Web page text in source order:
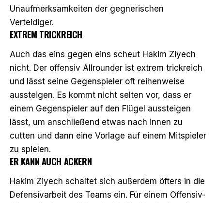
Unaufmerksamkeiten der gegnerischen
Verteidiger.
EXTREM TRICKREICH
Auch das eins gegen eins scheut Hakim Ziyech
nicht. Der offensiv Allrounder ist extrem trickreich
und lässt seine Gegenspieler oft reihenweise
aussteigen. Es kommt nicht selten vor, dass er
einem Gegenspieler auf den Flügel aussteigen
lässt, um anschließend etwas nach innen zu
cutten und dann eine Vorlage auf einem Mitspieler
zu spielen.
ER KANN AUCH ACKERN
Hakim Ziyech schaltet sich außerdem öfters in die
Defensivarbeit des Teams ein. Für einem Offensiv-